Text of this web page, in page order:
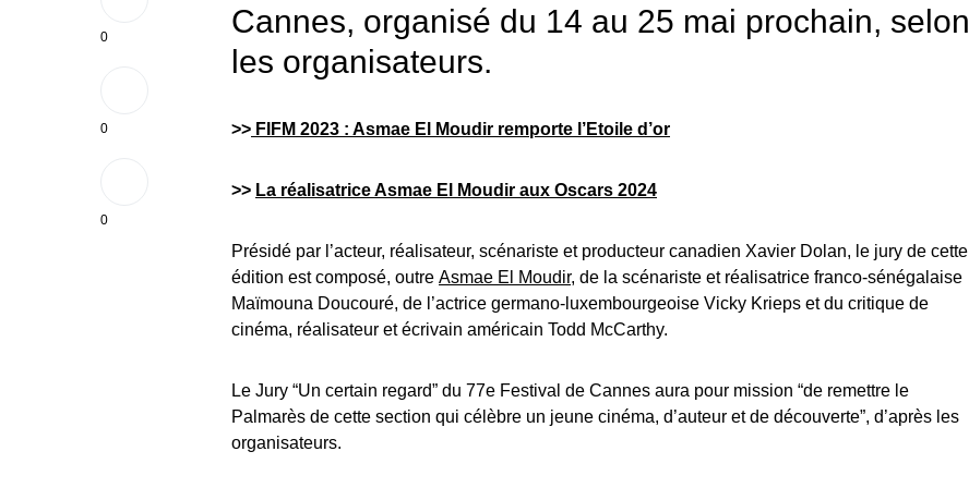
0
0
0
Cannes, organisé du 14 au 25 mai prochain, selon
les organisateurs.
>> FIFM 2023 : Asmae El Moudir remporte l’Etoile d’or
>> La réalisatrice Asmae El Moudir aux Oscars 2024
Présidé par l’acteur, réalisateur, scénariste et producteur canadien Xavier Dolan, le jury de cette
édition est composé, outre Asmae El Moudir, de la scénariste et réalisatrice franco-sénégalaise
Maïmouna Doucouré, de l’actrice germano-luxembourgeoise Vicky Krieps et du critique de
cinéma, réalisateur et écrivain américain Todd McCarthy.
Le Jury “Un certain regard” du 77e Festival de Cannes aura pour mission “de remettre le
Palmarès de cette section qui célèbre un jeune cinéma, d’auteur et de découverte”, d’après les
organisateurs.